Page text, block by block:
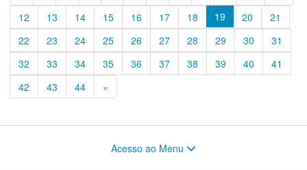
12
13 14 15 16 17 18 19 20
21
22
23 24 25 26 27 28 29 30
31
32
33 34 35 36 37 38 39 40
41
42
43 44 »
Acesso ao Menu